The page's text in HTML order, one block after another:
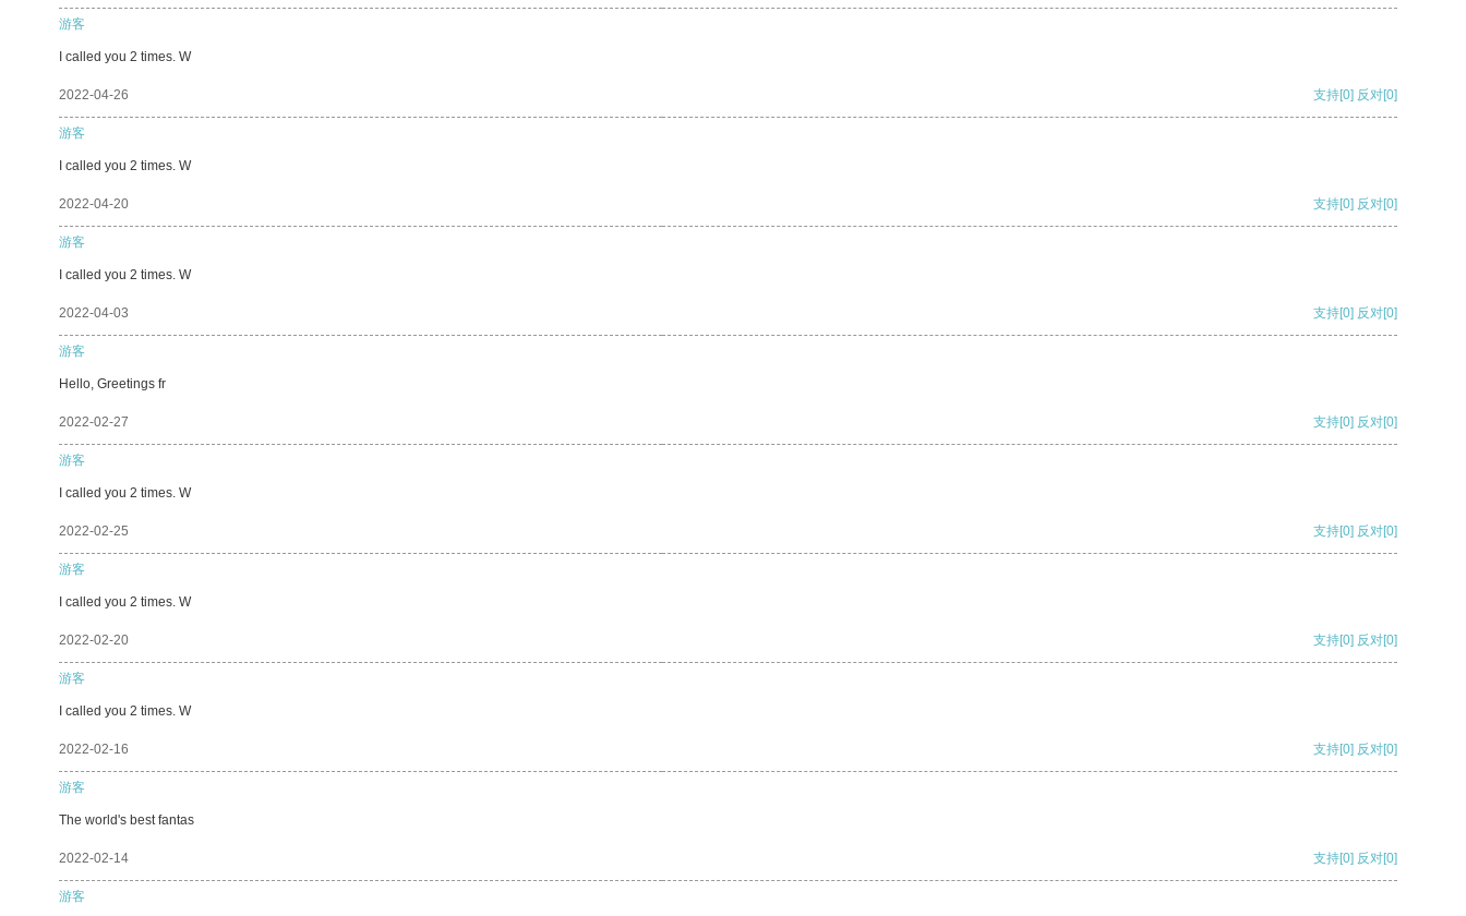
游客
I called you 2 times. W
2022-04-26 支持[0] 反对[0]
游客
I called you 2 times. W
2022-04-20 支持[0] 反对[0]
游客
I called you 2 times. W
2022-04-03 支持[0] 反对[0]
游客
Hello, Greetings fr
2022-02-27 支持[0] 反对[0]
游客
I called you 2 times. W
2022-02-25 支持[0] 反对[0]
游客
I called you 2 times. W
2022-02-20 支持[0] 反对[0]
游客
I called you 2 times. W
2022-02-16 支持[0] 反对[0]
游客
The world's best fantas
2022-02-14 支持[0] 反对[0]
游客